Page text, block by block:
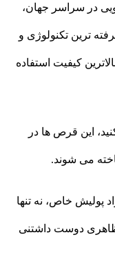
در سراسر جهان،
ترین تکنولوژی و
کیفیت استفاده
این قرص ها در
می شوند.
پولیش خاص، نه تنها
ظاهری دوست داشتنی